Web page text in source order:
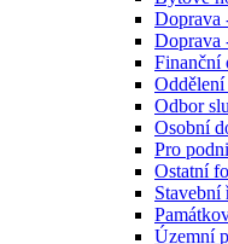
Doprava
Doprava
Finanční
Oddělení
Odbor
Osobní
Pro
Ostatní
Stavební
Územní